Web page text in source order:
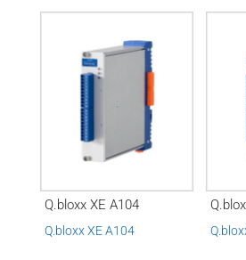
Q.bloxx XE A104
Q.bloxx XE A104